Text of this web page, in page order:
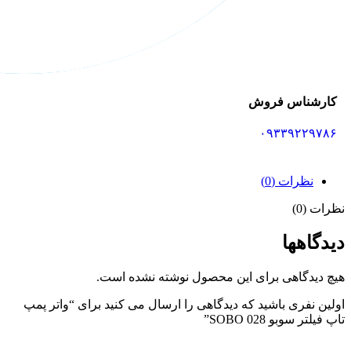
کارشناس فروش
۰۹۳۳۹۲۲۹۷۸۶
نظرات (0)
نظرات (0)
دیدگاهها
هیچ دیدگاهی برای این محصول نوشته نشده است.
اولین نفری باشید که دیدگاهی را ارسال می کنید برای “واتر پمپ
تاپ فیلتر سوبو SOBO 028”